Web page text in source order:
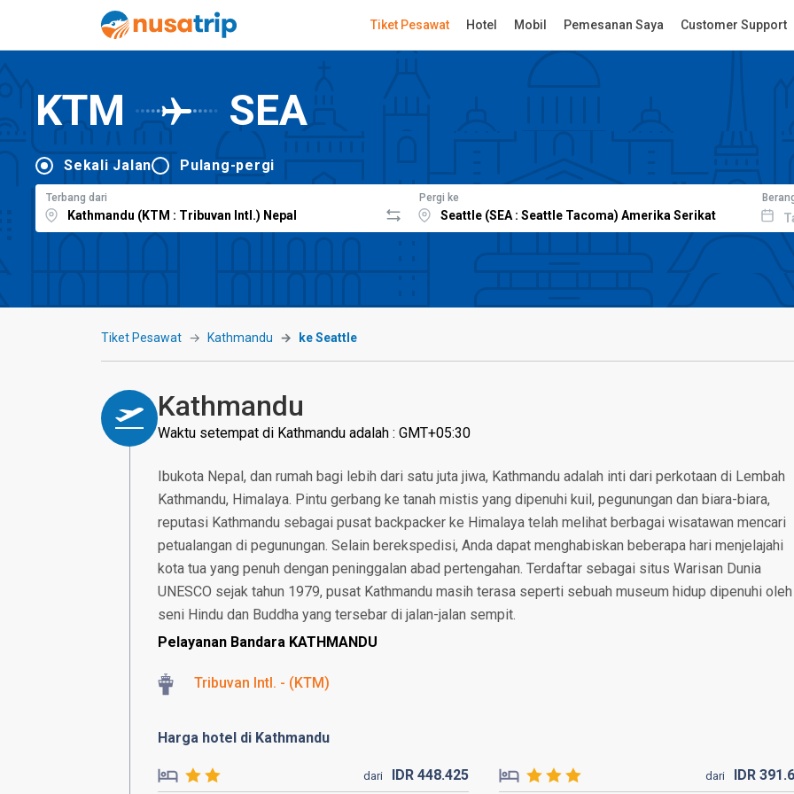
Tiket Pesawat Hotel Mobil Pemesanan Saya Customer Support
KTM SEA
Sekali Jalan Pulang-pergi
Terbang dari Pergi ke
Tiket Pesawat Kathmandu ke Seattle
Kathmandu
Waktu setempat di Kathmandu adalah : GMT+05:30
Ibukota Nepal, dan rumah bagi lebih dari satu juta jiwa, Kathmandu adalah inti dari perkotaan di Lembah
Kathmandu, Himalaya. Pintu gerbang ke tanah mistis yang dipenuhi kuil, pegunungan dan biara-biara,
reputasi Kathmandu sebagai pusat backpacker ke Himalaya telah melihat berbagai wisatawan mencari
petualangan di pegunungan. Selain berekspedisi, Anda dapat menghabiskan beberapa hari menjelajahi
kota tua yang penuh dengan peninggalan abad pertengahan. Terdaftar sebagai situs Warisan Dunia
UNESCO sejak tahun 1979, pusat Kathmandu masih terasa seperti sebuah museum hidup dipenuhi oleh
seni Hindu dan Buddha yang tersebar di jalan-jalan sempit.
Pelayanan Bandara KATHMANDU
Tribuvan Intl. - (KTM)
Harga hotel di Kathmandu
dari IDR448.425 dari IDR 391.